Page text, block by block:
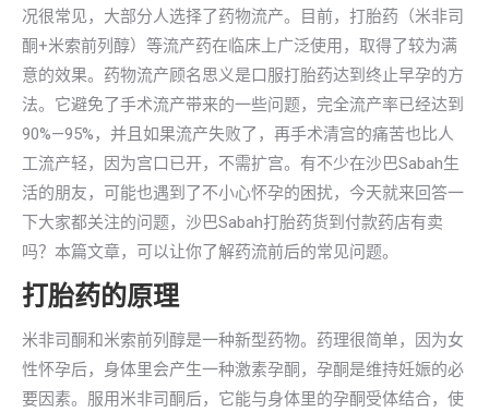
况很常见，大部分人选择了药物流产。目前，打胎药（米非司
酮+米索前列醇）等流产药在临床上广泛使用，取得了较为满
意的效果。药物流产顾名思义是口服打胎药达到终止早孕的方
法。它避免了手术流产带来的一些问题，完全流产率已经达到
90%—95%，并且如果流产失败了，再手术清宫的痛苦也比人
工流产轻，因为宫口已开，不需扩宫。有不少在沙巴Sabah生
活的朋友，可能也遇到了不小心怀孕的困扰，今天就来回答一
下大家都关注的问题，沙巴Sabah打胎药货到付款药店有卖
吗？本篇文章，可以让你了解药流前后的常见问题。
打胎药的原理
米非司酮和米索前列醇是一种新型药物。药理很简单，因为女
性怀孕后，身体里会产生一种激素孕酮，孕酮是维持妊娠的必
要因素。服用米非司酮后，它能与身体里的孕酮受体结合，使